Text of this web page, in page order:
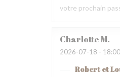
votre prochain
CharlotteM
2026-07-18 -
Robert et